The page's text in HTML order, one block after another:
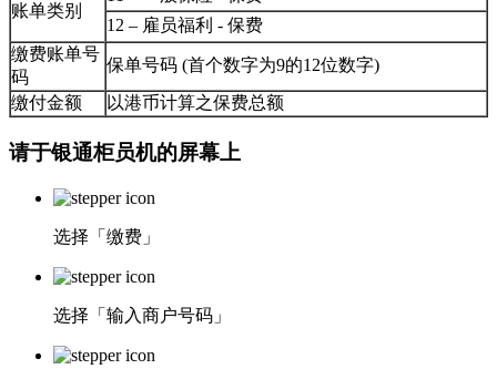
账单类别
12 – 雇员福利 - 保费
缴费账单号
码
保单号码 (首个数字为9的12位数字)
缴付金额
以港币计算之保费总额
请于银通柜员机的屏幕上
选择「缴费」
选择「输入商户号码」